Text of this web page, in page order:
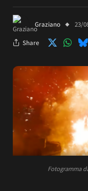
Graziano 23/
Share
Fotogramma